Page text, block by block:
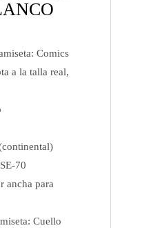
Comics
a la talla real,
70
ancha para
Cuello